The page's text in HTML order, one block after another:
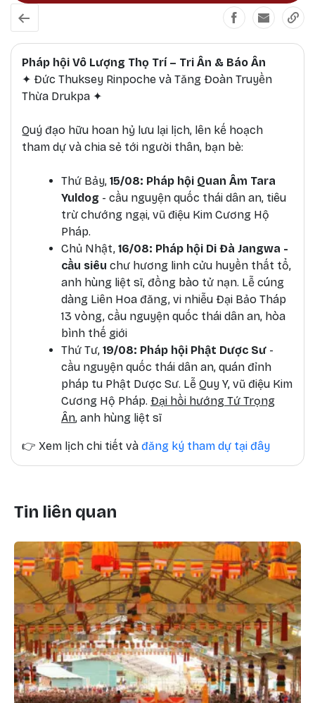
dự Pháp hội đặc biệt trong mùa Tri ân - Bảo ân
tháng 7 (âm lịch) này
Pháp hội Vô Lượng Thọ Trí – Tri Ân & Báo Ân
✦ Đức Thuksey Rinpoche và Tăng Đoàn Truyền
Thừa Drukpa ✦
Quý đạo hữu hoan hỷ lưu lại lịch, lên kế hoạch
tham dự và chia sẻ tới người thân, bạn bè:
Thứ Bảy, 15/08: Pháp hội Quan Âm Tara
Yuldog - cầu nguyện quốc thái dân an, tiêu
trừ chướng ngại, vũ điệu Kim Cương Hộ
Pháp.
Chủ Nhật, 16/08: Pháp hội Di Đà Jangwa -
cầu siêu chư hương linh cửu huyền thất tổ,
anh hùng liệt sĩ, đồng bào tử nạn. Lễ cúng
dàng Liên Hoa đăng, vi nhiễu Đại Bảo Tháp
13 vòng, cầu nguyện quốc thái dân an, hòa
bình thế giới
Thứ Tư, 19/08: Pháp hội Phật Dược Sư -
cầu nguyện quốc thái dân an, quán đỉnh
pháp tu Phật Dược Sư. Lễ Quy Y, vũ điệu Kim
Cương Hộ Pháp. Đại hồi hướng Tứ Trọng
Ân, anh hùng liệt sĩ
👉 Xem lịch chi tiết và đăng ký tham dự tại đây
Tin liên quan